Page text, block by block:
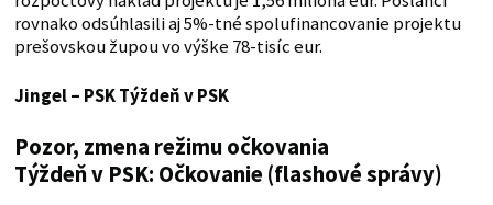
rovnako odsúhlasili aj 5%-tné spolufinancovanie projektu
prešovskou župou vo výške 78-tisíc eur.
Jingel – PSK Týždeň v PSK
Pozor, zmena režimu očkovania
Týždeň v PSK: Očkovanie (flashové správy)